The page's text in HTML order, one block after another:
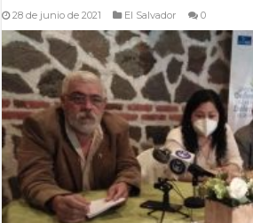
28 de junio de 2021 El Salvador 0